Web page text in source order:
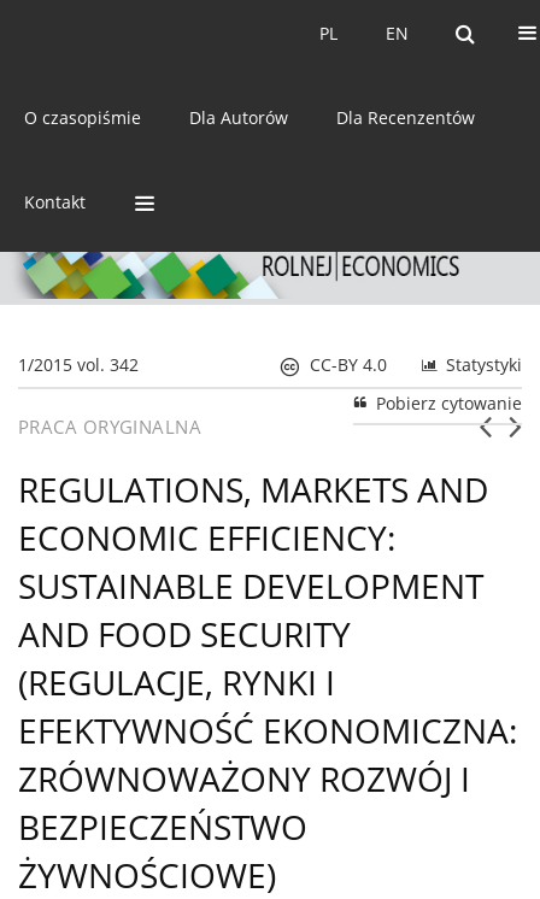
EN
PL EN
PL
O czasopiśmie Dla Autorów Dla Recenzentów
Kontakt
ISSN: 0044-1600
1/2015 vol. 342 Statystyki
CC-BY 4.0
Pobierz cytowanie
PRACA ORYGINALNA
REGULATIONS, MARKETS AND
ECONOMIC EFFICIENCY:
SUSTAINABLE DEVELOPMENT
AND FOOD SECURITY
(REGULACJE, RYNKI I
EFEKTYWNOŚĆ EKONOMICZNA:
ZRÓWNOWAŻONY ROZWÓJ I
BEZPIECZEŃSTWO
ŻYWNOŚCIOWE)